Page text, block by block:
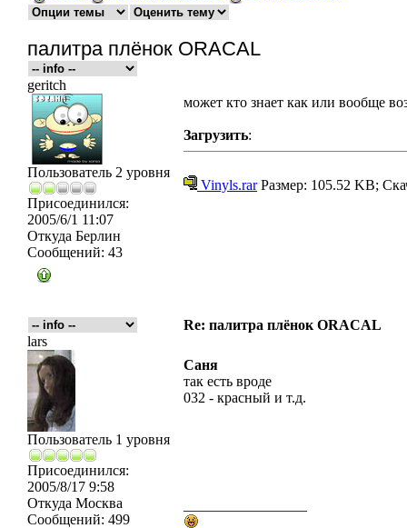
палитра плёнок ORACAL
geritch
Пользователь 2 уровня
Присоединился:
2005/6/1 11:07
Откуда Берлин
Сообщений: 43
может кто знает как или вообще
Загрузить:
Vinyls.rarРазмер: 105.52 KB;
Re: палитра плёнок ORACAL
lars
Пользователь 1 уровня
Присоединился:
2005/8/17 9:58
Откуда Москва
Сообщений: 499
Саня
так есть вроде
032 - красный и т.д.